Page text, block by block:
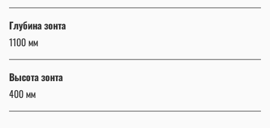
Глубина зонта
1100 мм
Высота зонта
400 мм